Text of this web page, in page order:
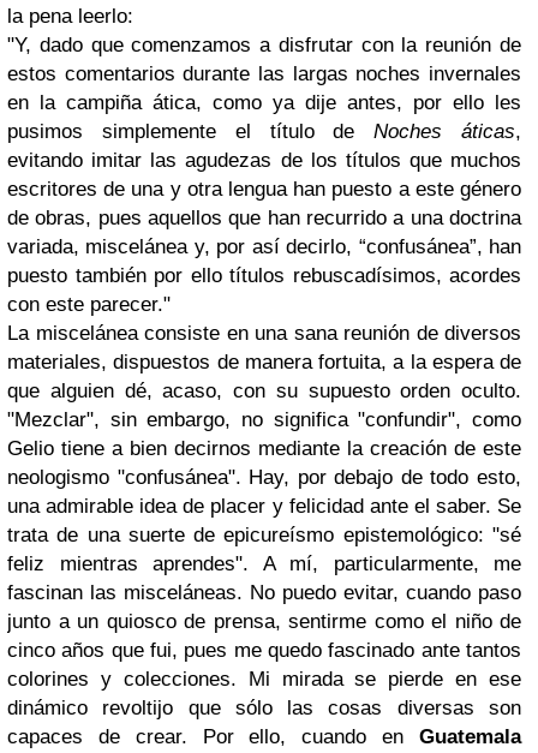
la pena leerlo:
"Y, dado que comenzamos a disfrutar con la reunión de
estos comentarios durante las largas noches invernales
en la campiña ática, como ya dije antes, por ello les
pusimos simplemente el título deNoches áticas,
evitando imitar las agudezas de los títulos que muchos
escritores de una y otra lengua han puesto a este género
de obras, pues aquellos que han recurrido a una doctrina
variada, miscelánea y, por así decirlo, “confusánea”, han
puesto también por ello títulos rebuscadísimos, acordes
con este parecer."
La miscelánea consiste en una sana reunión de diversos
materiales, dispuestos de manera fortuita, a la espera de
que alguien dé, acaso, con su supuesto orden oculto.
"Mezclar", sin embargo, no significa "confundir", como
Gelio tiene a bien decirnos mediante la creación de este
neologismo "confusánea". Hay, por debajo de todo esto,
una admirable idea de placer y felicidad ante el saber. Se
trata de una suerte de epicureísmo epistemológico: "sé
feliz mientras aprendes". A mí, particularmente, me
fascinan las misceláneas. No puedo evitar, cuando paso
junto a un quiosco de prensa, sentirme como el niño de
cinco años que fui, pues me quedo fascinado ante tantos
colorines y colecciones. Mi mirada se pierde en ese
dinámico revoltijo que sólo las cosas diversas son
capaces de crear. Por ello, cuando en Guatemala